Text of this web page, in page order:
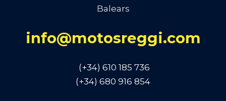
Balears
info@motosreggi.com
(+34) 610 185 736
(+34) 680 916 854